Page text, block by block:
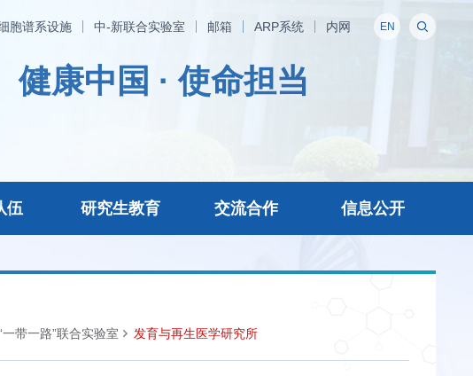
EN
胞谱系设施 中-新联合实验室 邮箱 ARP系统 内网
健康中国 · 使命担当
伍 研究生教育 交流合作 信息公开
带一路”联合实验室 发育与再生医学研究所